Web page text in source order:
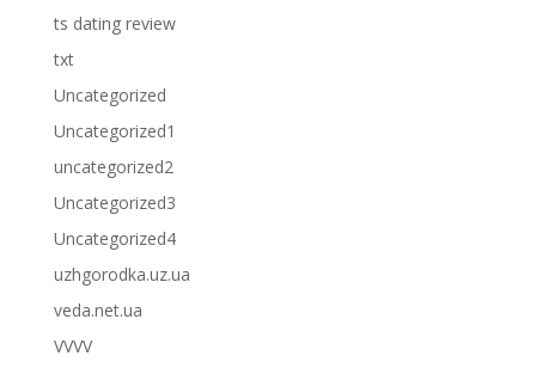
ts dating review
txt
Uncategorized
Uncategorized1
uncategorized2
Uncategorized3
Uncategorized4
uzhgorodka.uz.ua
veda.net.ua
VVVV